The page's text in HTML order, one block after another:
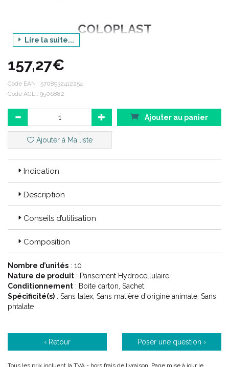
COLOPLAST
GAMME BIATAIN
Produit : Ag SACRUM.
Dimensions : 23 x 23 cm.
Lire la suite...
157,27€
Code EAN : 5708932412254
Code ACL : 9506882
Ajouter au panier
Ajouter à Ma liste
Indication
Description
Conseils d’utilisation
Composition
Nombre d’unités : 10
Nature de produit : Pansement Hydrocellulaire
Conditionnement : Boite carton, Sachet
Spécificité(s) : Sans latex, Sans matière d'origine animale, Sans
phtalate
‹ Retour Poser une question ›
Tous les prix incluent la TVA - hors frais de livraison. Page mise à jour le